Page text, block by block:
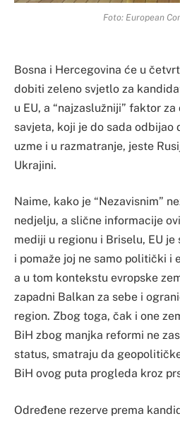
Foto: European
Bosna i Hercegovina će u
dobiti zeleno svjetlo za
u EU, a “najzaslužniji” faktor
savjeta, koji je do sada odbijao
uzme i u razmatranje, jeste
Ukrajini.
Naime, kako je “Nezavisnim”
nedjelju, a slične informacije
mediji u regionu i Briselu, EU
i pomaže joj ne samo politički i
a u tom kontekstu evropske
zapadni Balkan za sebe i
region. Zbog toga, čak i one
BiH zbog manjka reformi ne
status, smatraju da
BiH ovog puta progleda kroz
Određene rezerve prema